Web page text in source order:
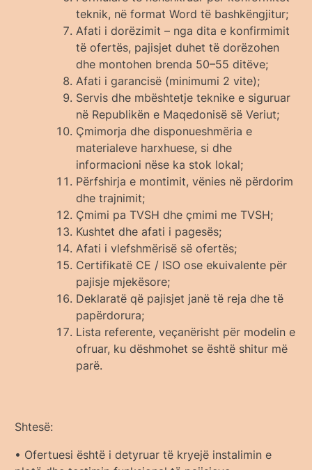
teknik, në format Word të bashkëngjitur;
Afati i dorëzimit – nga dita e konfirmimit
të ofertës, pajisjet duhet të dorëzohen
dhe montohen brenda 50–55 ditëve;
Afati i garancisë (minimumi 2 vite);
Servis dhe mbështetje teknike e siguruar
në Republikën e Maqedonisë së Veriut;
Çmimorja dhe disponueshmëria e
materialeve harxhuese, si dhe
informacioni nëse ka stok lokal;
Përfshirja e montimit, vënies në përdorim
dhe trajnimit;
Çmimi pa TVSH dhe çmimi me TVSH;
Kushtet dhe afati i pagesës;
Afati i vlefshmërisë së ofertës;
Certifikatë CE / ISO ose ekuivalente për
pajisje mjekësore;
Deklaratë që pajisjet janë të reja dhe të
papërdorura;
Lista referente, veçanërisht për modelin e
ofruar, ku dëshmohet se është shitur më
parë.
Shtesë:
• Ofertuesi është i detyruar të kryejë instalimin e